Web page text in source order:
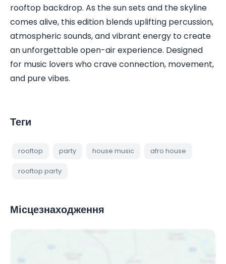
rooftop backdrop. As the sun sets and the skyline
comes alive, this edition blends uplifting percussion,
atmospheric sounds, and vibrant energy to create
an unforgettable open-air experience. Designed
for music lovers who crave connection, movement,
and pure vibes.
Теги
rooftop party house music afro house
rooftop party
Місцезнаходження